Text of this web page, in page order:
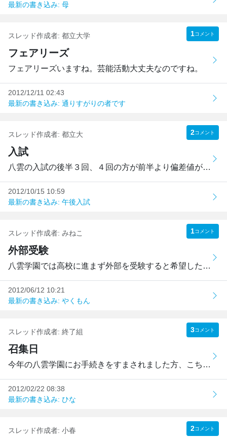
最新の書き込み: 母
スレッド作成者: 都立大学 1コメント
フェアリーズ
フェアリーズいますね。芸能活動大丈夫なのですね。
2012/12/11 02:43
最新の書き込み: 通りすがりの者です
スレッド作成者: 都立大 2コメント
入試
八雲の入試の後半３回、４回の方が前半より偏差値が低くなっ...
2012/10/15 10:59
最新の書き込み: 午後入試
スレッド作成者: みねこ 1コメント
外部受験
八雲学園では高校に進まず外部を受験すると希望した場合どの...
2012/06/12 10:21
最新の書き込み: やくもん
スレッド作成者: 終了組 3コメント
召集日
今年の八雲学園にお手続きをすまされました方、こちらの勝手...
2012/02/22 08:38
最新の書き込み: ひな
スレッド作成者: 小春 2コメント